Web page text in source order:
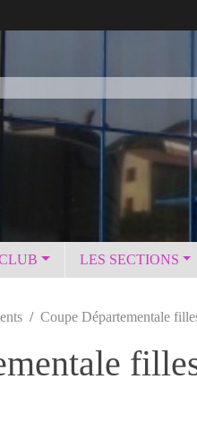
LES SECTIONS
Coupe Départementale